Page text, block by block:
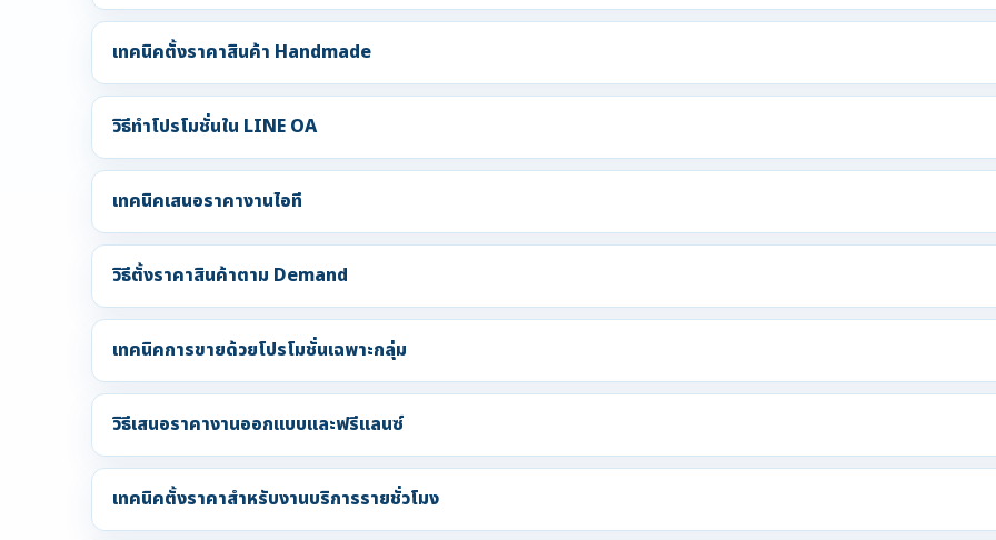
เทคนิคตั้งราคาสินค้า Handmade
วิธีทำโปรโมชั่นใน LINE OA
เทคนิคเสนอราคางานไอที
วิธีตั้งราคาสินค้าตาม Demand
เทคนิคการขายด้วยโปรโมชั่นเฉพาะกลุ่ม
วิธีเสนอราคางานออกแบบและฟรีแลนซ์
เทคนิคตั้งราคาสำหรับงานบริการรายชั่วโมง